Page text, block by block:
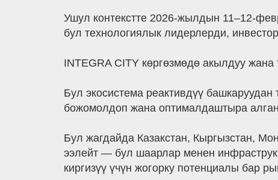
Ушул контекстте 2026-жылдын 11–12-
бул технологиялык лидерлерди,
INTEGRA CITY көргөзмөдө акылдуу
Бул экосистема реактивдүү
божомолдоп жана оптималдаштыра
Бул жагдайда Казакстан, Кыргызстан,
ээлейт — бул шаарлар менен
киргизүү үчүн жогорку потенциалы бар